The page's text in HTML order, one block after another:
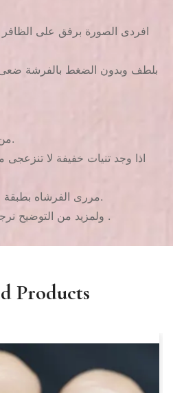
1. من وجود مياه تحت الصورة.
3. مررى الفرشاه بطبقة واحدة فقط من الشفاف.
ولمزيد من التوضيح نرجو زيارة قناتنا على اليوتيوب .
Products